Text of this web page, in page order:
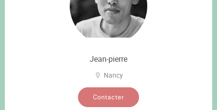
Jean-pierre
Nancy
Contacter